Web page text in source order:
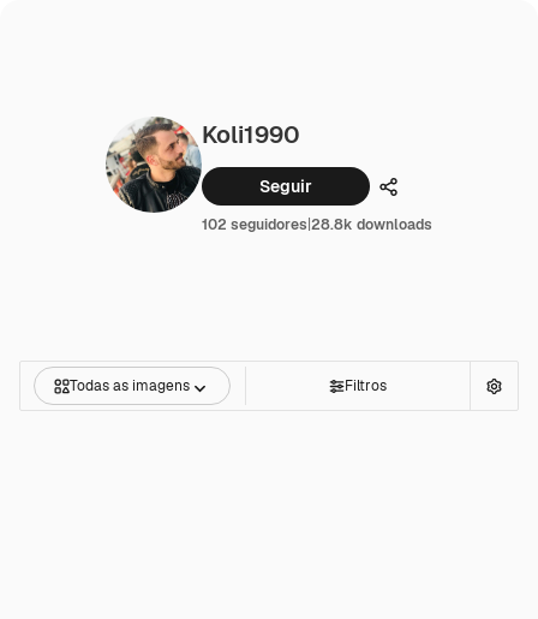
Koli1990
Seguir Compartilhar
102 seguidores|28.8k downloads
Todas as imagens Filtros